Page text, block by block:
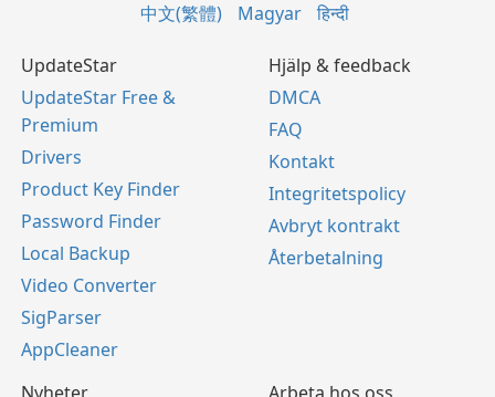
中文(繁體)
Magyar हिन्दी
UpdateStar
UpdateStar Free &
Premium
Drivers
Product Key Finder
Password Finder
Local Backup
Video Converter
SigParser
AppCleaner
Hjälp & feedback
DMCA
FAQ
Kontakt
Integritetspolicy
Avbryt kontrakt
Återbetalning